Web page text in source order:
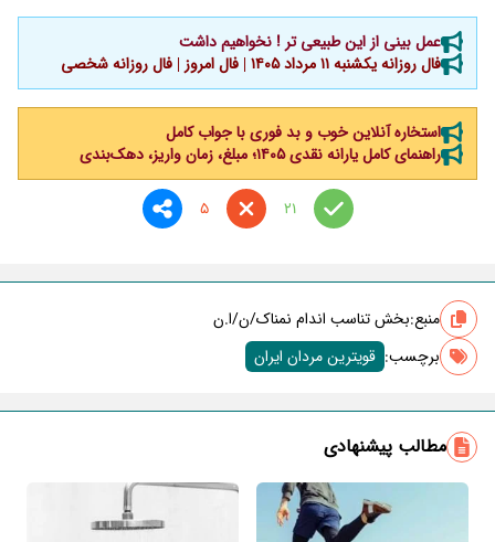
عمل بینی از این طبیعی تر ! نخواهیم داشت
فال روزانه یکشنبه ۱۱ مرداد ۱۴۰۵ | فال امروز | فال روزانه شخصی
استخاره آنلاین خوب و بد فوری با جواب کامل
راهنمای کامل یارانه نقدی ۱۴۰۵؛ مبلغ، زمان واریز، دهک‌بندی
21
5
منبع:بخش تناسب اندام نمناک/ن/ا.ن
برچسب‌: قویترین مردان ایران
مطالب پیشنهادی